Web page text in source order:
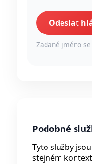
Odeslat
Zadané jméno
Podobné
Tyto služby
stejném